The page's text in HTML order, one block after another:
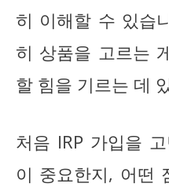
히 이해할 수 있습
히 상품을 고르는
할 힘을 기르는 데
처음 IRP 가입을
이 중요한지, 어떤